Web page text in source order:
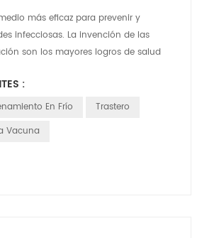
más eficaz para prevenir y
infecciosas. La invención de las
son los mayores logros de salud
:
En Frío
Trastero
Vacuna